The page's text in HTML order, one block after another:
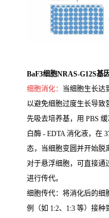
BaF3细胞NRAS-G12S基
细胞消化： 当细胞生长达
以避免细胞过度生长导致
先吸去培养基，用 PBS
白酶 - EDTA 消化液，在
态，当细胞变圆并开始脱
对于悬浮细胞，可直接通
进行传代。
细胞传代：将消化后的细
例（如 1:2、1:3 等）接